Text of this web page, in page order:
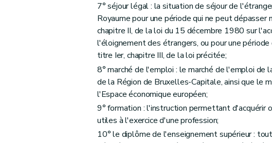
Art. 61
Art. 62
Art. 63
Art. 64
Art. 66
Art. 67
Art. 68
Art. 69
Art. 70
7° séjour légal : la situation de séjour de
Royaume pour une période qui ne peut
chapitre II, de la loi du 15 décembre 1980 sur
l'éloignement des étrangers, ou pour une
titre Ier, chapitre III, de la loi précitée;
8° marché de l'emploi : le marché de l'emploi de
de la Région de Bruxelles-Capitale, ainsi que le
l'Espace économique européen;
9° formation : l'instruction permettant d'acquérir
utiles à l'exercice d'une profession;
10° le diplôme de l'enseignement supérieur :